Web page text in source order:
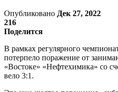
Опубликовано Дек 27, 2022
216
Поделится
В рамках регулярного
потерпело поражение от
«Востоке» «Нефтехимика» со
вело 3:1.